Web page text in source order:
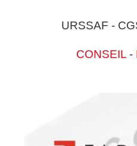
URSSAF -
CONSEIL -